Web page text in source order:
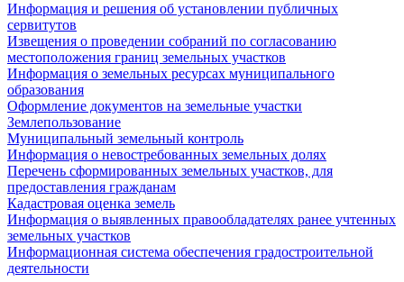
Информация и решения об установлении публичных
сервитутов
Извещения о проведении собраний по согласованию
местоположения границ земельных участков
Информация о земельных ресурсах муниципального
образования
Оформление документов на земельные участки
Землепользование
Муниципальный земельный контроль
Информация о невостребованных земельных долях
Перечень сформированных земельных участков, для
предоставления гражданам
Кадастровая оценка земель
Информация о выявленных правообладателях ранее учтенных
земельных участков
Информационная система обеспечения градостроительной
деятельности